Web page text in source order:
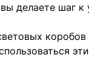
вы делаете шаг